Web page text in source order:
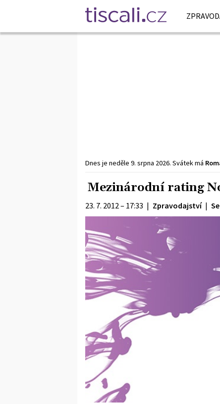
Dnes je neděle 9. srpna 2026. Svátek má
Mezinárodní rating
23. 7. 2012 – 17:33 | Zpravodajství |